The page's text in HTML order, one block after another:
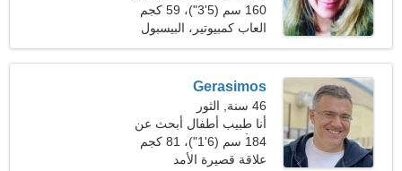
33-39
160 سم (5'3")، 59 كجم
(130 رطلا)
العاب كمبيوتير، البيسبول
Gerasimos
46 سنة, الثور
أنا طبيب أطفال أبحث عن
امرأة استثنائية
184 سم (6'1")، 81 كجم
(178 رطلا)
علاقة قصيرة الأمد